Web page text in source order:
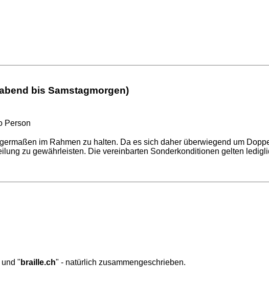
bis Samstagmorgen)
Person
im Rahmen zu halten. Da es sich daher überwiegend um
zu gewährleisten. Die vereinbarten Sonderkonditionen gelten
und " braille.ch" - natürlich zusammengeschrieben.